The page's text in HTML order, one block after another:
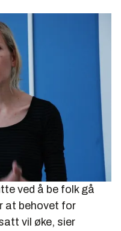
ved å be folk gå
at behovet for
vil øke, sier